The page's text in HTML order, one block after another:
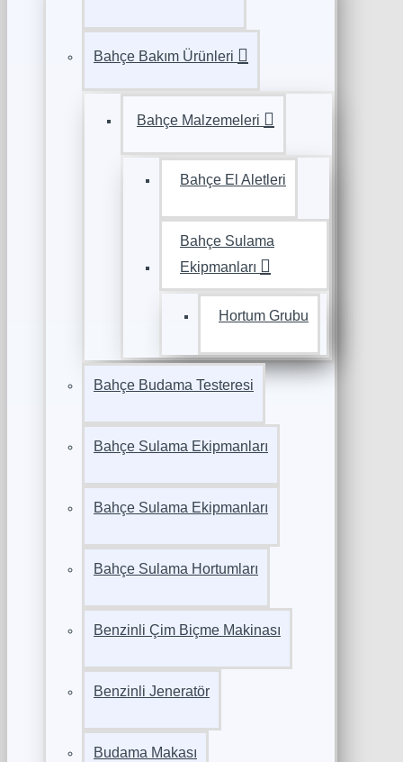
Bahçe Bakım Ürünleri
Bahçe Malzemeleri
Bahçe El Aletleri
Bahçe Sulama
Ekipmanları
Hortum Grubu
Bahçe Budama Testeresi
Bahçe Sulama Ekipmanları
Bahçe Sulama Ekipmanları
Bahçe Sulama Hortumları
Benzinli Çim Biçme Makinası
Benzinli Jeneratör
Budama Makası